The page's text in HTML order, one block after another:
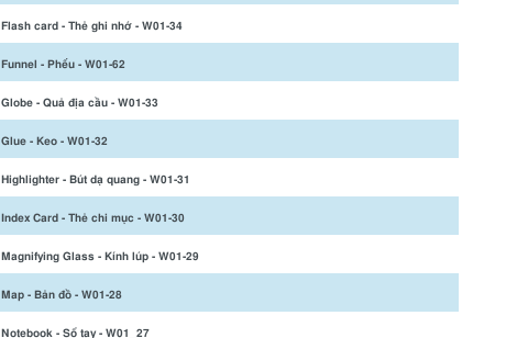
Flash card - Thẻ ghi nhớ - W01-34
Funnel - Phếu - W01-62
Globe - Quả địa cầu - W01-33
Glue - Keo - W01-32
Highlighter - Bút dạ quang - W01-31
Index Card - Thẻ chi mục - W01-30
Magnifying Glass - Kính lúp - W01-29
Map - Bản đồ - W01-28
Notebook - Sổ tay - W01_27